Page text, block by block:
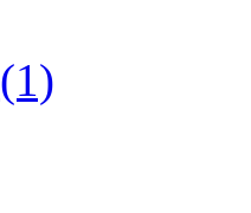
(1)